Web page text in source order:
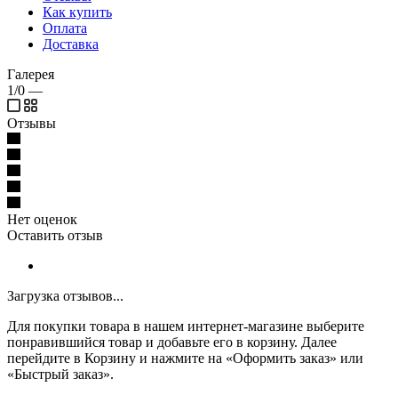
Как купить
Оплата
Доставка
Галерея
1/0 —
Отзывы
Нет оценок
Оставить отзыв
Загрузка отзывов...
Для покупки товара в нашем интернет-магазине выберите
понравившийся товар и добавьте его в корзину. Далее
перейдите в Корзину и нажмите на «Оформить заказ» или
«Быстрый заказ».